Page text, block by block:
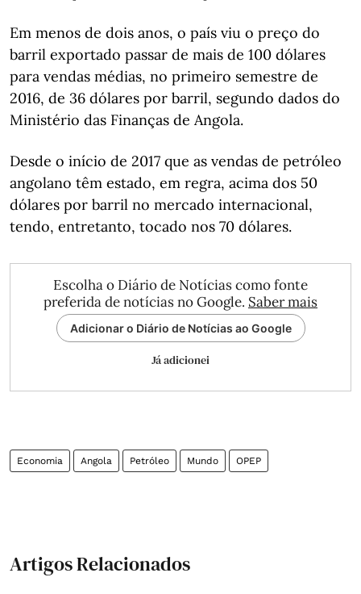
Em menos de dois anos, o país viu o preço do
barril exportado passar de mais de 100 dólares
para vendas médias, no primeiro semestre de
2016, de 36 dólares por barril, segundo dados do
Ministério das Finanças de Angola.
Desde o início de 2017 que as vendas de petróleo
angolano têm estado, em regra, acima dos 50
dólares por barril no mercado internacional,
tendo, entretanto, tocado nos 70 dólares.
Escolha o Diário de Notícias como fonte
preferida de notícias no Google. Saber mais
Adicionar o Diário de Notícias ao Google
Já adicionei
Economia Angola Petróleo Mundo OPEP
Artigos Relacionados